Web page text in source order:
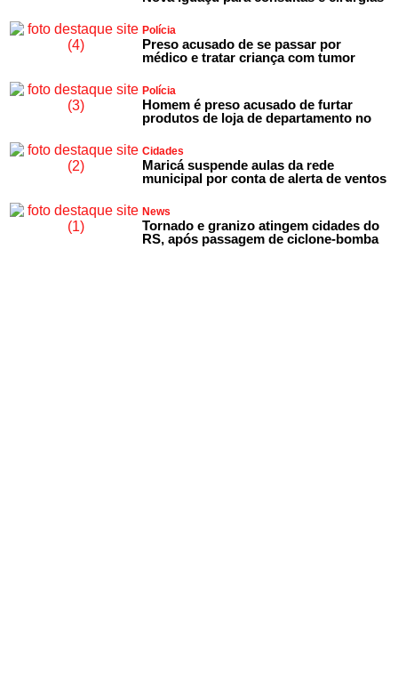
Polícia
Preso acusado de se passar por
médico e tratar criança com tumor
Polícia
Homem é preso acusado de furtar
produtos de loja de departamento no
Cidades
Maricá suspende aulas da rede
municipal por conta de alerta de ventos
News
Tornado e granizo atingem cidades do
RS, após passagem de ciclone-bomba